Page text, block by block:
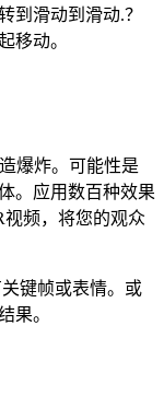
到滑动到滑动.？
移动。
爆炸。可能性是
。应用数百种效果
频，将您的观众
键帧或表情。或
果。